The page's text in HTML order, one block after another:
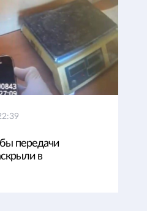
передачи
в